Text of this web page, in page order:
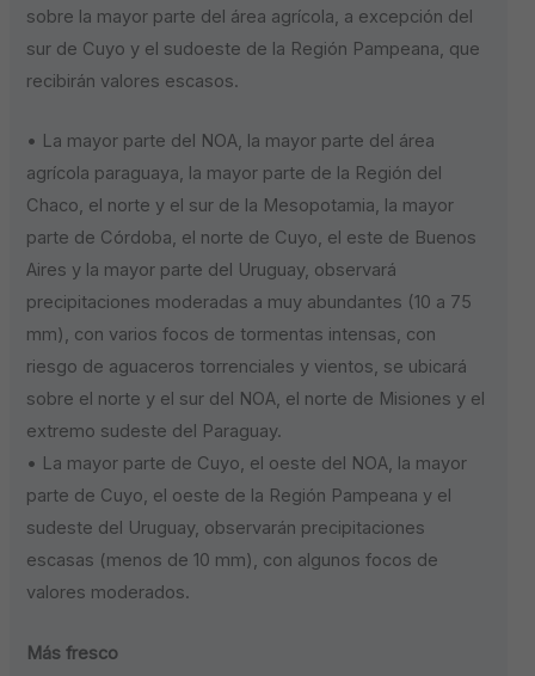
sobre la mayor parte del área agrícola, a excepción del
sur de Cuyo y el sudoeste de la Región Pampeana, que
recibirán valores escasos.
• La mayor parte del NOA, la mayor parte del área
agrícola paraguaya, la mayor parte de la Región del
Chaco, el norte y el sur de la Mesopotamia, la mayor
parte de Córdoba, el norte de Cuyo, el este de Buenos
Aires y la mayor parte del Uruguay, observará
precipitaciones moderadas a muy abundantes (10 a 75
mm), con varios focos de tormentas intensas, con
riesgo de aguaceros torrenciales y vientos, se ubicará
sobre el norte y el sur del NOA, el norte de Misiones y el
extremo sudeste del Paraguay.
• La mayor parte de Cuyo, el oeste del NOA, la mayor
parte de Cuyo, el oeste de la Región Pampeana y el
sudeste del Uruguay, observarán precipitaciones
escasas (menos de 10 mm), con algunos focos de
valores moderados.
Más fresco